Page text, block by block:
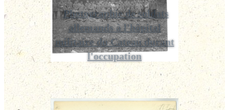
Photographie de soldats
allemands à l'hôpital
militaire du Cateau durant
l'occupation